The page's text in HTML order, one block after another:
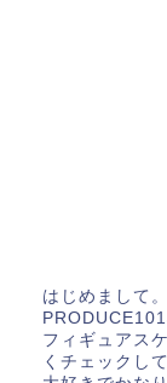
はじめまして
フィギュアス
くチェックし